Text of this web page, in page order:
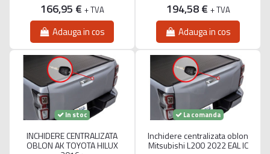
166,95 € + TVA
Adauga in cos
194,58 € + TVA
Adauga in cos
In stoc
INCHIDERE CENTRALIZATA
OBLON AK TOYOTA HILUX
La comanda
Inchidere centralizata oblon
Mitsubishi L200 2022 EAL IC